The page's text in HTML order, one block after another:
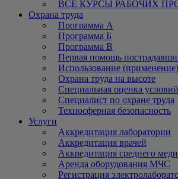
ВСЕ КУРСЫ РАБОЧИХ
Охрана труда
Программа А
Программа Б
Программа В
Первая помощь
Использование
Охрана труда на высоте
Специальная оценка
Специалист по охране труда
Техносферная безопасность
Услуги
Аккредитация лаборатории
Аккредитация врачей
Аккредитация среднего
Аренда оборудования МЧС
Регистрация